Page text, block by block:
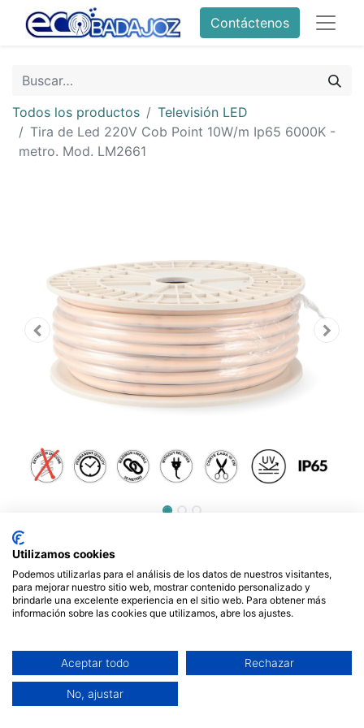
Contáctenos
Todos los productos
Televisión LED
Tira de Led 220V Cob Point 10W/m Ip65 6000K -
metro. Mod. LM2661
Tira de Led 220V Cob Point
10W/m Ip65 6000K - metro.
Mod. LM2661
Utilizamos cookies
Podemos utilizarlas para el análisis de los datos de nuestros visitantes,
para mejorar nuestro sitio web, mostrar contenido personalizado y
brindarle una excelente experiencia en el sitio web. Para obtener más
información sobre las cookies que utilizamos, abre los ajustes.
Aceptar todo Rechazar
No, ajustar